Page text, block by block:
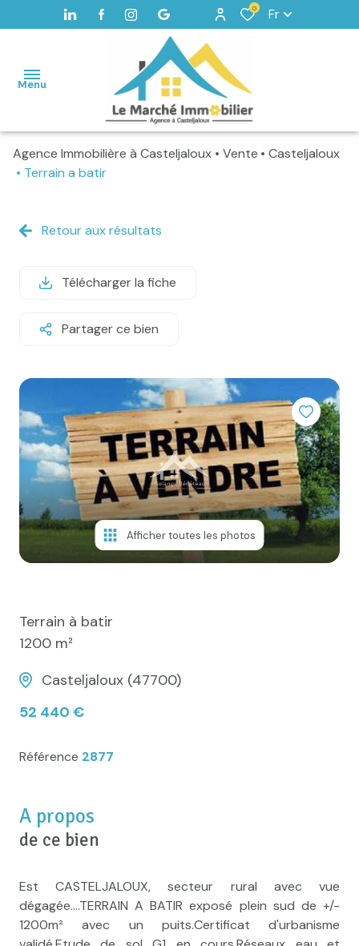
0 Fr
Menu
Accueil
Terrains
Home
Newsletter
Honoraires
Contact
Agence Immobilière à Casteljaloux Vente
Casteljaloux
Terrain a batir
Retour aux résultats
Télécharger la fiche
Partager ce bien
Afficher toutes les photos
Terrain à batir
1200 m²
Casteljaloux (47700)
52 440 €
Référence 2877
A propos
de ce bien
Est CASTELJALOUX, secteur rural avec vue
dégagée....TERRAIN A BATIR exposé plein sud de +/-
1200m² avec un puits.Certificat d'urbanisme